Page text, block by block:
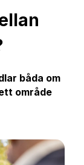
båda om
område